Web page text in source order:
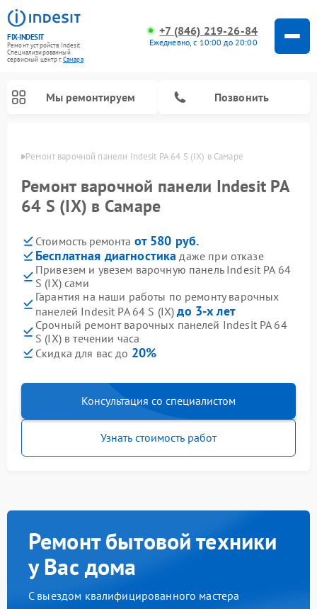
FIX-INDESIT
Ремонт устройств Indesit
Специализированный
cервисный центр г.Самара
+7 (846) 219-26-84
Ежедневно, с 10:00 до 20:00
Мы ремонтируем Позвонить
Ремонт варочной панели Indesit PA 64 S (IX) в Самаре
Ремонт варочной панели Indesit PA
64 S (IX) в Самаре
Стоимость ремонта от 580 руб.
Бесплатная диагностика даже при отказе
Привезем и увезем варочную панель Indesit PA 64
S (IX) сами
Гарантия на наши работы по ремонту варочных
панелей Indesit PA 64 S (IX)до 3-х лет
Срочный ремонт варочных панелей Indesit PA 64
S (IX) в течении часа
Скидка для вас до 20%
Консультация со специалистом
Узнать стоимость работ
Ремонт бытовой техники
у Вас дома
С выездом квалифицированного мастера